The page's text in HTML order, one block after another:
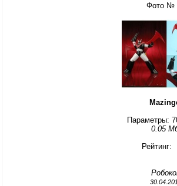
Фото №
Параметры:
0.05
Рейтинг: